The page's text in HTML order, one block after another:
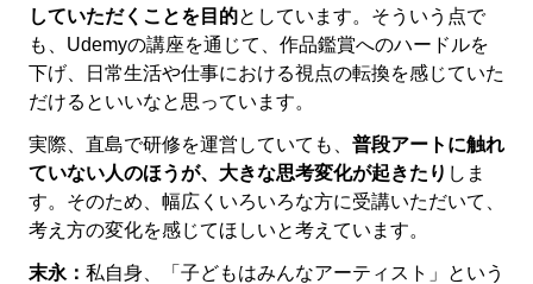
していただくことを目的としています。そういう点で
も、Udemyの講座を通じて、作品鑑賞へのハードルを
下げ、日常生活や仕事における視点の転換を感じていた
だけるといいなと思っています。
実際、直島で研修を運営していても、 普段アートに触れ
ていない人のほうが、大きな思考変化が起きたり しま
す。そのため、幅広くいろいろな方に受講いただいて、
考え方の変化を感じてほしいと考えています。
末永： 私自身、「子どもはみんなアーティスト」という